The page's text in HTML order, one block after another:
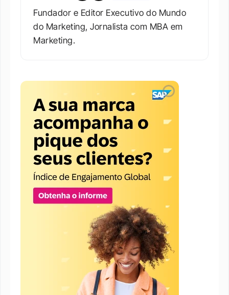
Fundador e Editor Executivo do Mundo
do Marketing, Jornalista com MBA em
Marketing.